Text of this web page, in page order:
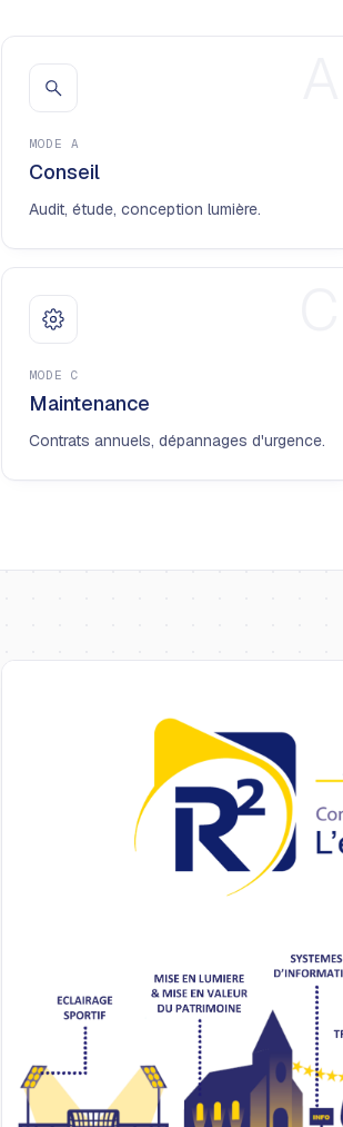
MODE A
Conseil
Audit, étude, conception lumière.
MODE C
Maintenance
Contrats annuels, dépannages d'urgence.